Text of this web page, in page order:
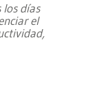
los días
el